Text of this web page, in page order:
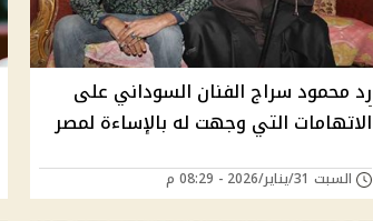
رد محمود سراج الفنان السوداني على
الاتهامات التي وجهت له بالإساءة لمصر
السبت 31/يناير/2026 - 08:29 م